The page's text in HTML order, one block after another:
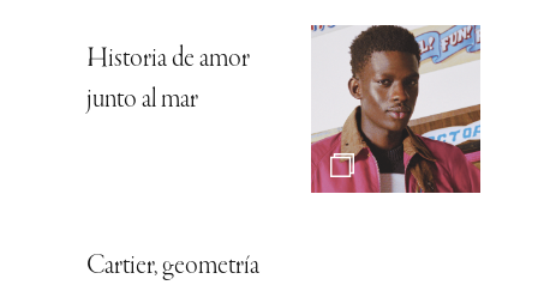
Historia de amor
junto al mar
Cartier, geometría